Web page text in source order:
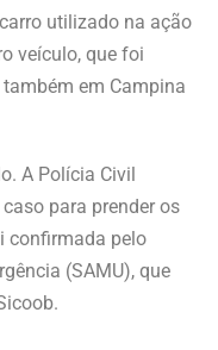
utilizado na ação
veículo, que foi
em Campina
A Polícia Civil
para prender os
confirmada pelo
(SAMU), que